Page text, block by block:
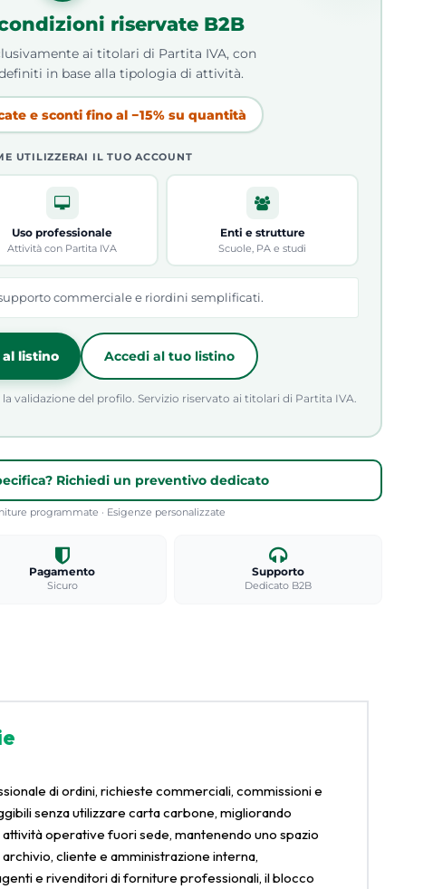
riservate B2B
ai titolari di Partita IVA, con
in base alla tipologia di attività.
e sconti fino al −15% su quantità
UTILIZZERAI IL TUO ACCOUNT
Uso professionale
Attività con Partita IVA
Enti e strutture
Scuole, PA e studi
commerciale e riordini semplificati.
al listino Accedi al tuo listino
validazione del profilo. Servizio riservato ai titolari di Partita IVA.
Richiedi un preventivo dedicato
programmate · Esigenze personalizzate
Pagamento
Sicuro
Supporto
Dedicato B2B
di ordini, richieste commerciali, commissioni e
senza utilizzare carta carbone, migliorando
operative fuori sede, mantenendo uno spazio
cliente e amministrazione interna,
e rivenditori di forniture professionali, il blocco